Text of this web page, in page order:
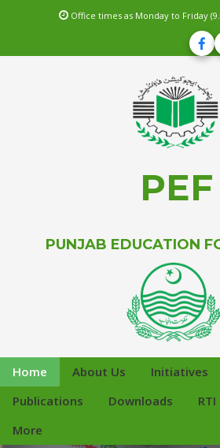
Office times as Monday to Friday
PEF
PUNJAB EDUCATION
Home About Us Initiatives
Publications
Downloads RTI
More